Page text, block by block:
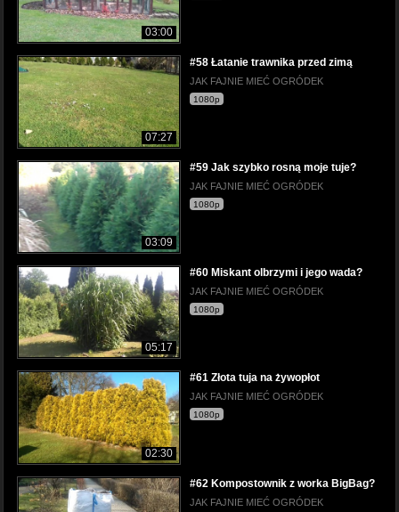
03:00
07:27
#58 Łatanie trawnika przed zimą
JAK FAJNIE MIEĆ OGRÓDEK
1080p
03:09
#59 Jak szybko rosną moje tuje?
JAK FAJNIE MIEĆ OGRÓDEK
1080p
05:17
#60 Miskant olbrzymi i jego wada?
JAK FAJNIE MIEĆ OGRÓDEK
1080p
02:30
#61 Złota tuja na żywopłot
JAK FAJNIE MIEĆ OGRÓDEK
1080p
#62 Kompostownik z worka BigBag?
JAK FAJNIE MIEĆ OGRÓDEK